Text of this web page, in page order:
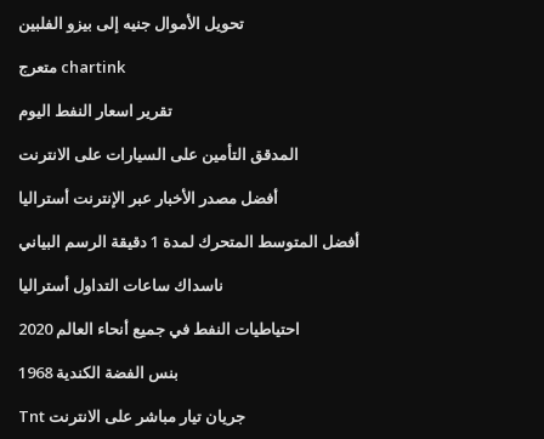
تحويل الأموال جنيه إلى بيزو الفلبين
متعرج chartink
تقرير اسعار النفط اليوم
المدقق التأمين على السيارات على الانترنت
أفضل مصدر الأخبار عبر الإنترنت أستراليا
أفضل المتوسط ​​المتحرك لمدة 1 دقيقة الرسم البياني
ناسداك ساعات التداول أستراليا
احتياطيات النفط في جميع أنحاء العالم 2020
1968 بنس الفضة الكندية
Tnt جريان تيار مباشر على الانترنت